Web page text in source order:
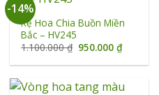
-14%
Kệ Hoa Chia Buồn Miền
Bắc – HV245
1.100.000₫ Giá
gốc
là:
950.000₫Giá
tại